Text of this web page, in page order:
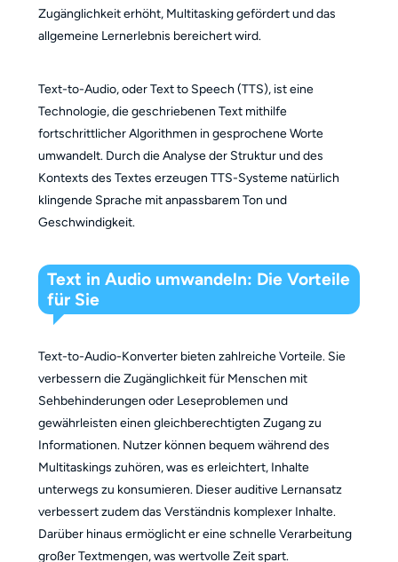
Zugänglichkeit erhöht, Multitasking gefördert und das
allgemeine Lernerlebnis bereichert wird.
Text-to-Audio, oder Text to Speech (TTS), ist eine
Technologie, die geschriebenen Text mithilfe
fortschrittlicher Algorithmen in gesprochene Worte
umwandelt. Durch die Analyse der Struktur und des
Kontexts des Textes erzeugen TTS-Systeme natürlich
klingende Sprache mit anpassbarem Ton und
Geschwindigkeit.
Text in Audio umwandeln: Die Vorteile
für Sie
Text-to-Audio-Konverter bieten zahlreiche Vorteile. Sie
verbessern die Zugänglichkeit für Menschen mit
Sehbehinderungen oder Leseproblemen und
gewährleisten einen gleichberechtigten Zugang zu
Informationen. Nutzer können bequem während des
Multitaskings zuhören, was es erleichtert, Inhalte
unterwegs zu konsumieren. Dieser auditive Lernansatz
verbessert zudem das Verständnis komplexer Inhalte.
Darüber hinaus ermöglicht er eine schnelle Verarbeitung
großer Textmengen, was wertvolle Zeit spart.